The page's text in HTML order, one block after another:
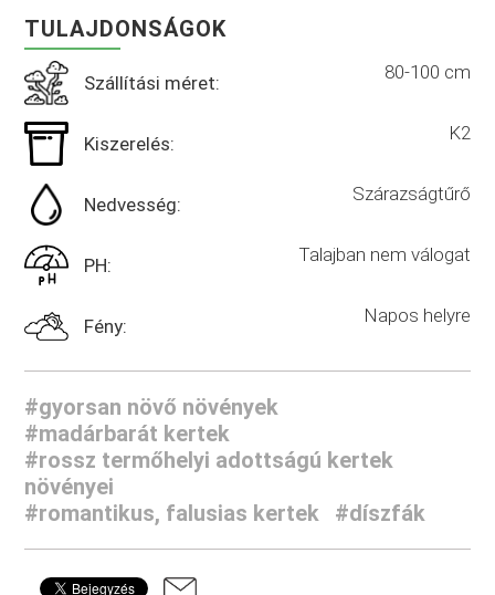
TULAJDONSÁGOK
Szállítási méret: 80-100 cm
Kiszerelés: K2
Nedvesség: Szárazságtűrő
PH: Talajban nem válogat
Fény: Napos helyre
#gyorsan növő növények
#madárbarát kertek
#rossz termőhelyi adottságú kertek
növényei
#romantikus, falusias kertek
#díszfák